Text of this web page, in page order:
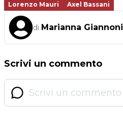
Lorenzo Mauri Axel Bassani
di Marianna Giannoni
Scrivi un commento